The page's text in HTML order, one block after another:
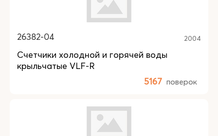
26382-04 2004
Счетчики холодной и горячей воды
крыльчатые VLF-R
5167 поверок